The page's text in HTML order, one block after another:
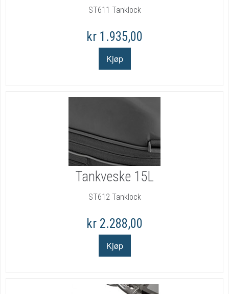
ST611 Tanklock
kr 1.935,00
Tankveske 15L
ST612 Tanklock
kr 2.288,00